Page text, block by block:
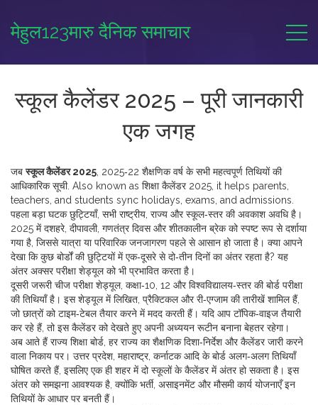
मेहुल123मारु दैनिक समाचार
स्कूल कैलेंडर 2025 – पूरी जानकारी
एक जगह
जबस्कूल कैलेंडर 2025 2025‑22 शैक्षणिक वर्ष के सभी महत्वपूर्ण तिथियों की
आधिकारिक सूची. Also known as शिक्षा कैलेंडर 2025 , it helps parents,
teachers, and students sync holidays, exams, and admissions.
पहला बड़ा घटकछुट्टियाँ, सभी राष्ट्रीय, राज्य और स्कूल‑स्तर की अवकाश अवधिहै।
2025 में दशहरे, दीपावली, गणतंत्र दिवस और शीतकालीन ब्रेक को स्पष्ट रूप से दर्शाया
गया है, जिससे यात्रा या परिवारिक जनजागरण पहले से आसान हो जाता है। क्या आपने
देखा कि कुछ बोर्डों की छुट्टियों में एक‑दूसरे से दो‑तीन दिनों का अंतर रहता है? यह
अंतर अक्सर परीक्षा शेड्यूल को भी प्रभावित करता है।
दूसरी जरूरी चीज परीक्षा शेड्यूल, कक्षा‑10, 12 और विश्वविद्यालय‑स्तर की बोर्ड परीक्षा
की तिथियाँहै। इस शेड्यूल में लिखित, प्रैक्टिकल और री‑एग्जाम की तारीखें शामिल हैं,
जो छात्रों को टाइम‑टेबल तैयार करने में मदद करती हैं। यदि आप टॉपिक‑वाइज तैयारी
कर रहे हैं, तो इस कैलेंडर को देखते हुए अपनी अध्ययन रूटीन बनाना बेहतर रहेगा।
अब आते हैंराज्य शिक्षा बोर्ड हर राज्य का शैक्षणिक दिशा‑निर्देश और कैलेंडर जारी करने
वाला निकाय पर। उत्तर प्रदेश, महाराष्ट्र, कर्नाटक आदि के बोर्ड अलग‑अलग तिथियाँ
घोषित करते हैं, इसलिए एक ही शहर में दो स्कूलों के कैलेंडर में अंतर हो सकता है। इस
अंतर को समझना आवश्यक है, क्योंकि भर्ती, असाइनमेंट और मौसमी कार्य योजनाएँ इन
तिथियों के आधार पर बनती हैं।